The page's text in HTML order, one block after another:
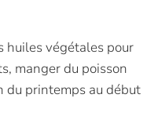
huiles végétales pour
manger du poisson
du printemps au début